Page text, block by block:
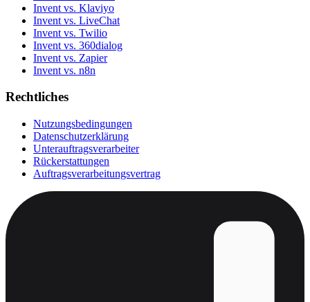
Invent vs. Klaviyo
Invent vs. LiveChat
Invent vs. Twilio
Invent vs. 360dialog
Invent vs. Zapier
Invent vs. n8n
Rechtliches
Nutzungsbedingungen
Datenschutzerklärung
Unterauftragsverarbeiter
Rückerstattungen
Auftragsverarbeitungsvertrag